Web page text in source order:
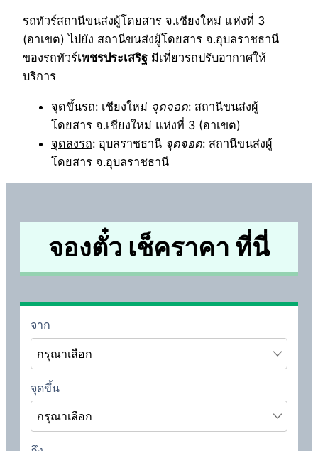
รถทัวร์สถานีขนส่งผู้โดยสาร จ.เชียงใหม่ แห่งที่ 3
(อาเขต) ไปยัง สถานีขนส่งผู้โดยสาร จ.อุบลราชธานี
ของรถทัวร์เพชรประเสริฐ มีเที่ยวรถปรับอากาศให้
บริการ
จุดขึ้นรถ: เชียงใหม่ จุดจอด: สถานีขนส่งผู้
โดยสาร จ.เชียงใหม่ แห่งที่ 3 (อาเขต)
จุดลงรถ: อุบลราชธานี จุดจอด: สถานีขนส่งผู้
โดยสาร จ.อุบลราชธานี
จองตั๋ว เช็คราคา ที่นี่